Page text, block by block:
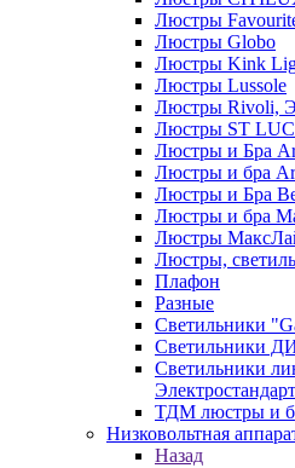
Люстры
Люстры Globo
Люстры Kink
Люстры Lussole
Люстры Rivoli,
Люстры ST
Люстры и Бра
Люстры и бра
Люстры и Бра
Люстры и бра
Люстры
Люстры,
Плафон
Разные
Светильники
Светильники
Светильники
ТДМ люстры и
Низковольтная
Назад